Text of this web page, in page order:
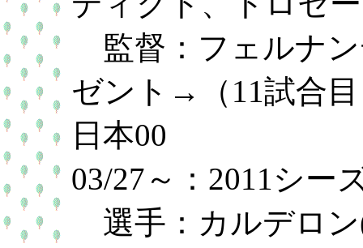
監督：フェルナ
ゼント→（11試合
日本00
03/27～：2011シー
選手：カルデロ